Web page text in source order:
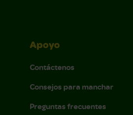
Apoyo
Contáctenos
Consejos para manchar
Preguntas frecuentes